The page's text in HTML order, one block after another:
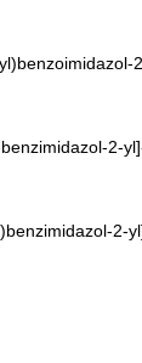
2-
2-